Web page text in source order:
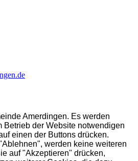
Amerdingen. Es werden
Betrieb der Website notwendigen
einen der Buttons drücken.
werden keine weiteren
auf "Akzeptieren" drücken,